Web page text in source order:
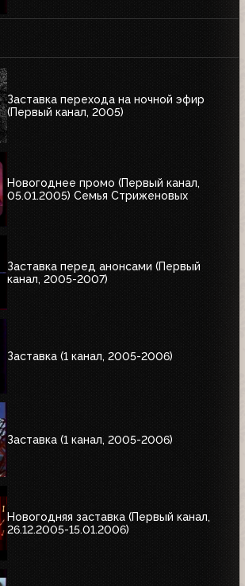
Заставка перехода на ночной эфир
(Первый канал, 2005)
Новогоднее промо (Первый канал,
05.01.2005) Семья Стриженовых
Заставка перед анонсами (Первый
канал, 2005-2007)
Заставка (1 канал, 2005-2006)
Заставка (1 канал, 2005-2006)
Новогодняя заставка (Первый канал,
26.12.2005-15.01.2006)